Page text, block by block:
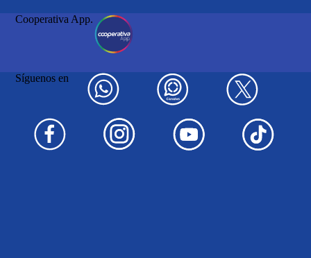
Cooperativa App.
Síguenos en
colleras van por la gloria
de Chile
Criadero El Carmen de
Nilahue mandó en Melipilla
y se instaló en la gran final